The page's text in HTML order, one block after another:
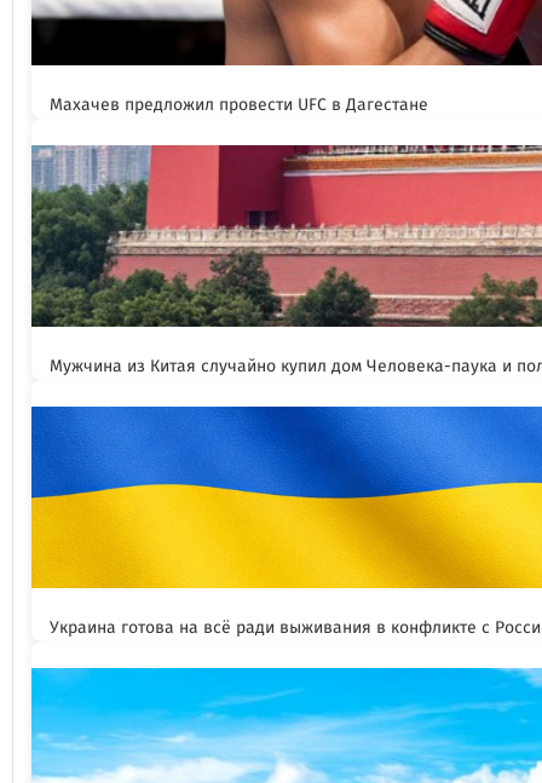
Махачев предложил провести UFC в Дагестане
Мужчина из Китая случайно купил дом Человека-паука и
Украина готова на всё ради выживания в конфликте с